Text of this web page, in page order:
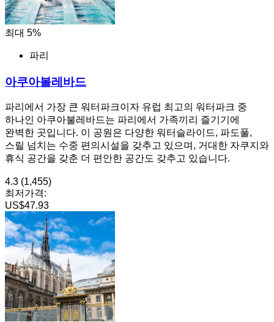
최대 5%
파리
아쿠아볼레바드
파리에서 가장 큰 워터파크이자 유럽 최고의 워터파크 중
하나인 아쿠아불레바드는 파리에서 가족끼리 즐기기에
완벽한 곳입니다. 이 공원은 다양한 워터슬라이드, 파도풀,
스릴 넘치는 수중 편의시설을 갖추고 있으며, 거대한 자쿠지와
휴식 공간을 갖춘 더 편안한 공간도 갖추고 있습니다.
4.3 (1,455)
최저가격:
US$47.93